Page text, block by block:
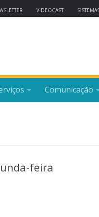
VIDEOCAST
Comunicação
feira